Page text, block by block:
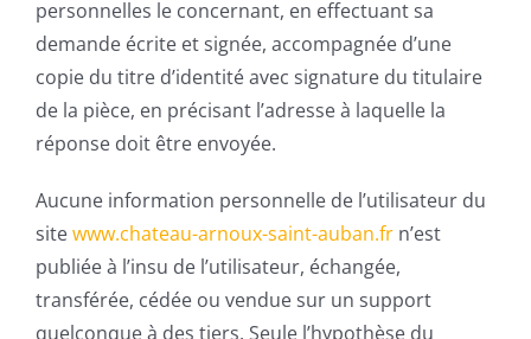
personnelles le concernant, en effectuant sa
demande écrite et signée, accompagnée d’une
copie du titre d’identité avec signature du titulaire
de la pièce, en précisant l’adresse à laquelle la
réponse doit être envoyée.
Aucune information personnelle de l’utilisateur du
sitewww.chateau-arnoux-saint-auban.fr n’est
publiée à l’insu de l’utilisateur, échangée,
transférée, cédée ou vendue sur un support
quelconque à des tiers. Seule l’hypothèse du